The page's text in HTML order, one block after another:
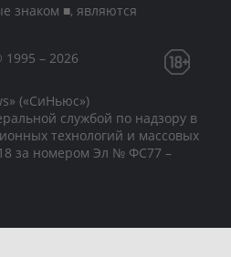
знаком ■, являются
– 2026
(«СиНьюс»)
службой по надзору в
технологий и массовых
за номером Эл № ФС77 –